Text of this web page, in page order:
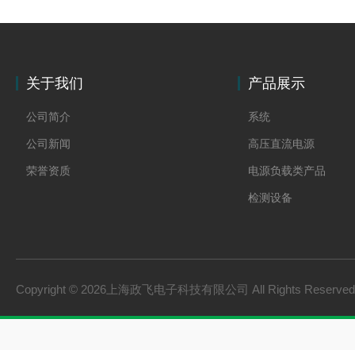
关于我们
公司简介
公司新闻
荣誉资质
产品展示
系统
高压直流电源
电源负载类产品
检测设备
Copyright © 2026上海政飞电子科技有限公司 All Rights